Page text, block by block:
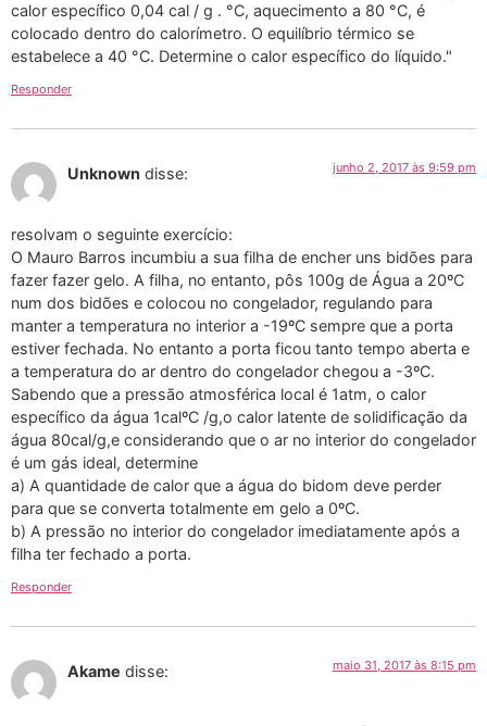
calor específico 0,04 cal / g . °C, aquecimento a 80 °C, é
colocado dentro do calorímetro. O equilíbrio térmico se
estabelece a 40 °C. Determine o calor específico do líquido."
Responder
Unknown disse: junho 2, 2017 às 9:59 pm
resolvam o seguinte exercício:
O Mauro Barros incumbiu a sua filha de encher uns bidões para
fazer fazer gelo. A filha, no entanto, pôs 100g de Água a 20ºC
num dos bidões e colocou no congelador, regulando para
manter a temperatura no interior a -19ºC sempre que a porta
estiver fechada. No entanto a porta ficou tanto tempo aberta e
a temperatura do ar dentro do congelador chegou a -3ºC.
Sabendo que a pressão atmosférica local é 1atm, o calor
específico da água 1calºC /g,o calor latente de solidificação da
água 80cal/g,e considerando que o ar no interior do congelador
é um gás ideal, determine
a) A quantidade de calor que a água do bidom deve perder
para que se converta totalmente em gelo a 0ºC.
b) A pressão no interior do congelador imediatamente após a
filha ter fechado a porta.
Responder
Akame disse: maio 31, 2017 às 8:15 pm